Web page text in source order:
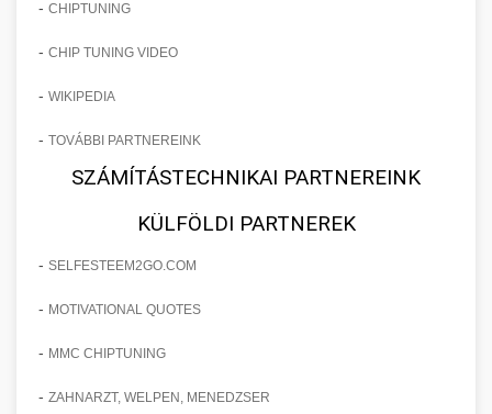
- CHIPTUNING
- CHIP TUNING VIDEO
- WIKIPEDIA
- TOVÁBBI PARTNEREINK
SZÁMÍTÁSTECHNIKAI PARTNEREINK
KÜLFÖLDI PARTNEREK
- SELFESTEEM2GO.COM
- MOTIVATIONAL QUOTES
- MMC CHIPTUNING
- ZAHNARZT, WELPEN, MENEDZSER